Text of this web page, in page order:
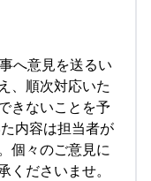
へ意見を送るい
、順次対応いた
きないことを予
内容は担当者が
個々のご意見に
ださいませ。